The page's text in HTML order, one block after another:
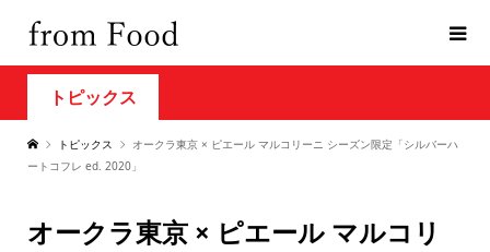
トピックス
トピックス
オークラ東京 × ピエール マルコリーニ シーズン限定「シルバーハ
ートコフレ ed. 2020」
オークラ東京 × ピエール マルコリ